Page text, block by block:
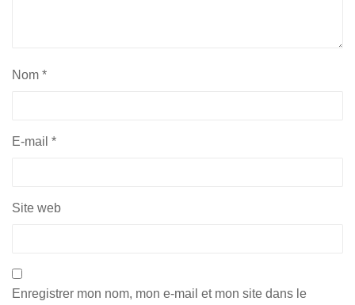
Nom *
E-mail *
Site web
Enregistrer mon nom, mon e-mail et mon site dans le